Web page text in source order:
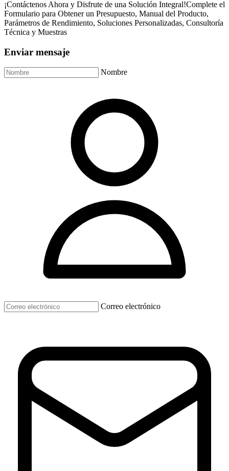
¡Contáctenos Ahora y Disfrute de una Solución Integral!Complete el
Formulario para Obtener un Presupuesto, Manual del Producto,
Parámetros de Rendimiento, Soluciones Personalizadas, Consultoría
Técnica y Muestras
Enviar mensaje
Nombre
Correo electrónico